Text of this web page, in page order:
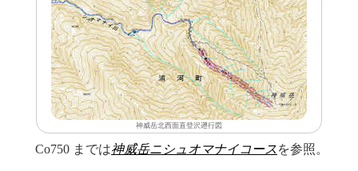
神威岳北西面直登沢遡行図
Co750 までは神威岳ニシュオマナイコースを参照。